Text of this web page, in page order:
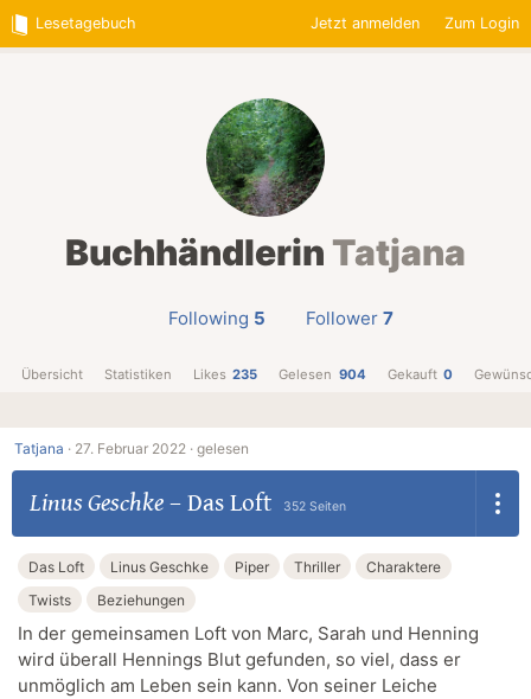
Lesetagebuch Jetzt anmelden Zum Login
Buchhändlerin Tatjana
Following 5 Follower 7
Übersicht Statistiken Likes 235 Gelesen 904 Gekauft 0
Tatjana · 27. Februar 2022 · gelesen
Linus Geschke– Das Loft 352 Seiten
Das Loft Linus Geschke Piper Thriller
Charaktere
Twists
Beziehungen
In der gemeinsamen Loft von Marc, Sarah und Henning
wird überall Hennings Blut gefunden, so viel, dass er
unmöglich am Leben sein kann. Von seiner Leiche